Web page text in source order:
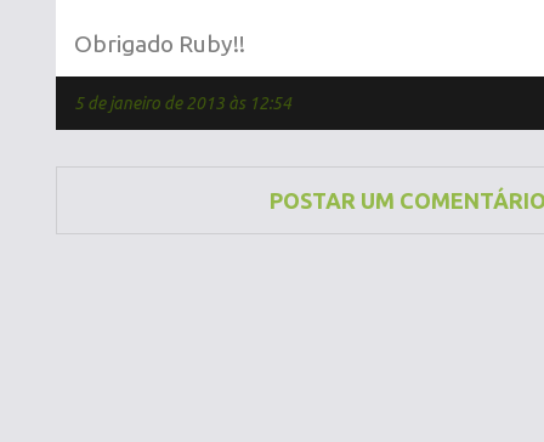
Obrigado Ruby!!
5 de janeiro de 2013 às 12:54
POSTAR UM